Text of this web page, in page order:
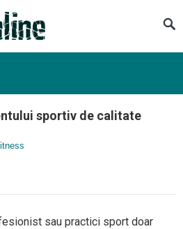
sportiv de calitate
sau practici sport doar